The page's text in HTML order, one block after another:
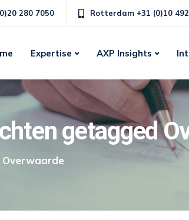
280 7050 Rotterdam +31 (0)10
Expertise AXP Insights
getagged
Overwaarde